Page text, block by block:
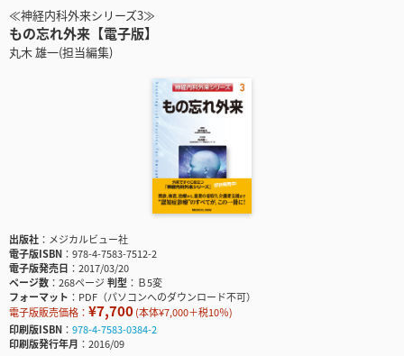
≪神経内科外来シリーズ3≫
もの忘れ外来【電子版】
丸木 雄一(担当編集)
出版社
メジカルビュー社
電子版ISBN
978-4-7583-7512-2
電子版発売日
2017/03/20
ページ数
268ページ判型
Ｂ5変
フォーマット
PDF（パソコンへのダウンロード不可）
電子版販売価格： ¥7,700(本体¥7,000＋税10％)
印刷版ISBN
978-4-7583-0384-2
印刷版発行年月
2016/09